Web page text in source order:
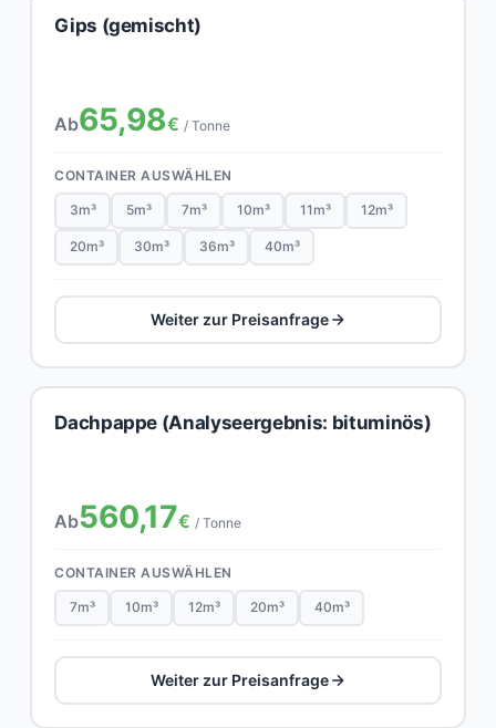
Gips (gemischt)
Ab65,98€ / Tonne
CONTAINER AUSWÄHLEN
3m³ 5m³ 7m³ 10m³ 11m³ 12m³
20m³ 30m³ 36m³ 40m³
Weiter zur Preisanfrage
Dachpappe (Analyseergebnis: bituminös)
Ab560,17€ / Tonne
CONTAINER AUSWÄHLEN
7m³ 10m³ 12m³ 20m³ 40m³
Weiter zur Preisanfrage